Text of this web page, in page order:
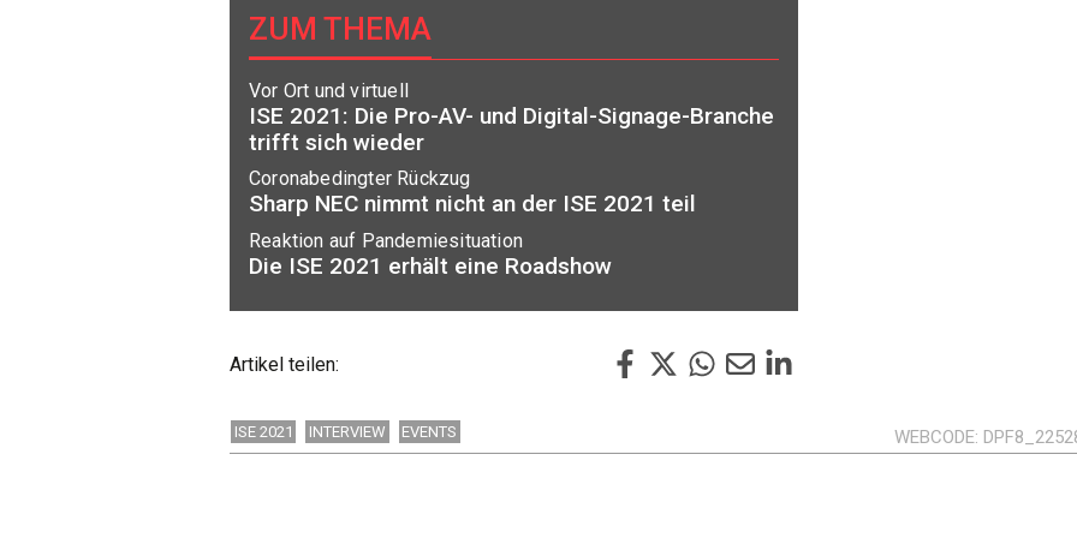
ZUM THEMA
Vor Ort und virtuell
ISE 2021: Die Pro-AV- und Digital-Signage-Branche
trifft sich wieder
Coronabedingter Rückzug
Sharp NEC nimmt nicht an der ISE 2021 teil
Reaktion auf Pandemiesituation
Die ISE 2021 erhält eine Roadshow
Artikel teilen:
ISE 2021 INTERVIEW EVENTS WEBCODE